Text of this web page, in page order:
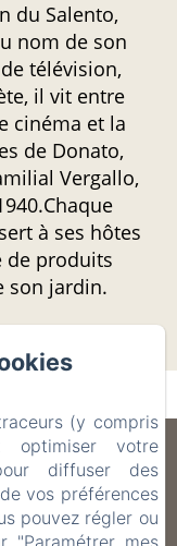
du Salento,
nom de son
télévision,
il vit entre
cinéma et la
de Donato,
Vergallo,
à ses hôtes
de produits
son jardin.
légales
(y compris
optimiser votre
diffuser des
vos préférences
pouvez régler ou
"Paramétrer mes